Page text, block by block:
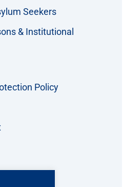
Seekers
& Institutional
Policy